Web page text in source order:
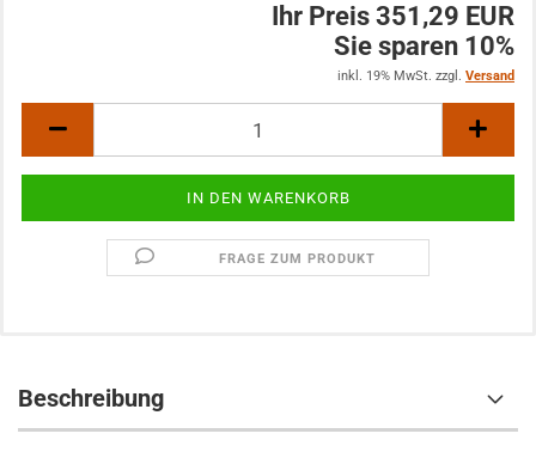
Ihr Preis 351,29 EUR
Sie sparen 10%
inkl. 19% MwSt. zzgl. Versand
FRAGE ZUM PRODUKT
Beschreibung